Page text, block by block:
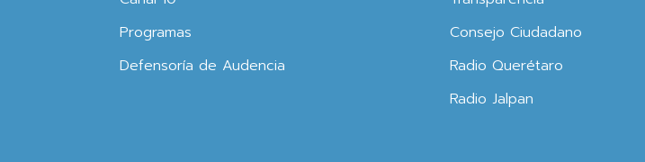
Programas
Defensoría de Audencia
Consejo Ciudadano
Radio Querétaro
Radio Jalpan